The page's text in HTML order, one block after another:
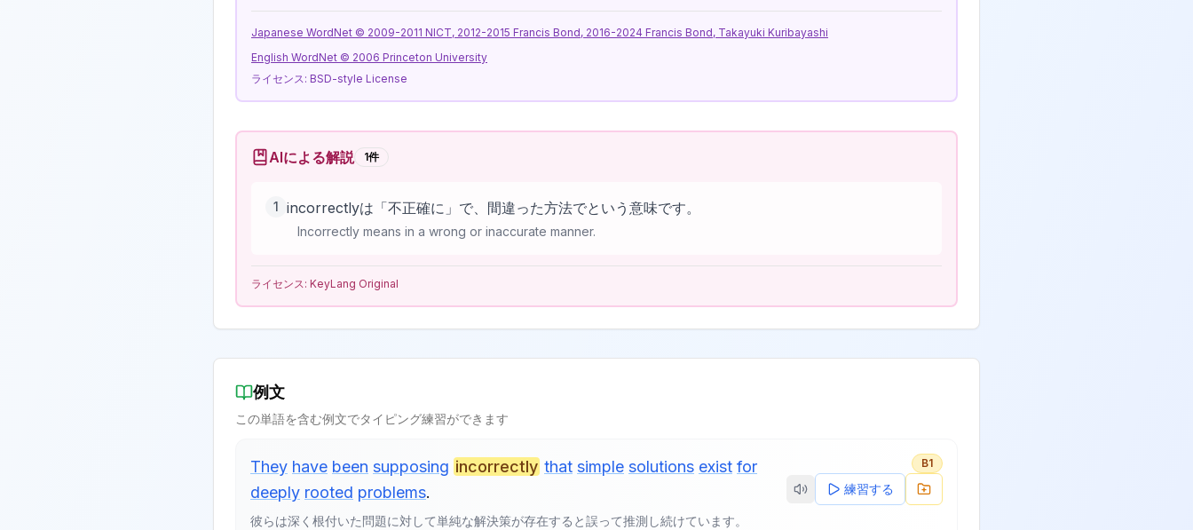
Japanese WordNet © 2009-2011 NICT, 2012-2015 Francis Bond, 2016-2024 Francis Bond, Takayuki Kuribayashi
English WordNet © 2006 Princeton University
ライセンス: BSD-style License
AIによる解説 1件
1 incorrectlyは「不正確に」で、間違った方法でという意味です。
Incorrectly means in a wrong or inaccurate manner.
ライセンス: KeyLang Original
例文
この単語を含む例文でタイピング練習ができます
They have been supposing incorrectly that simple solutions exist for
deeply rooted problems.
彼らは深く根付いた問題に対して単純な解決策が存在すると誤って推測し続けています。
B1
練習する